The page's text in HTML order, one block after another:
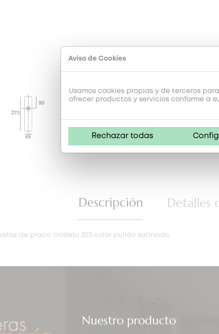
Aviso de Cookies
Usamos cookies propias y de terceros
ofrecer productos y servicios conforme a
Rechazar todas
Descripción Detalles
de placa modelo 203 color pulido satinado.
Nuestro producto